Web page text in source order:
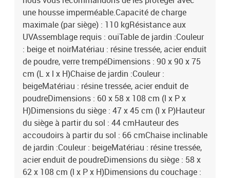
une housse imperméable.Capacité de charge
maximale (par siège) : 110 kgRésistance aux
UVAssemblage requis : ouiTable de jardin :Couleur
: beige et noirMatériau : résine tressée, acier enduit
de poudre, verre trempéDimensions : 90 x 90 x 75
cm (L x l x H)Chaise de jardin :Couleur :
beigeMatériau : résine tressée, acier enduit de
poudreDimensions : 60 x 58 x 108 cm (l x P x
H)Dimensions du siège : 47 x 45 cm (l x P)Hauteur
du siège à partir du sol : 44 cmHauteur des
accoudoirs à partir du sol : 66 cmChaise inclinable
de jardin :Couleur : beigeMatériau : résine tressée,
acier enduit de poudreDimensions du siège : 58 x
62 x 108 cm (l x P x H)Dimensions du couchage :